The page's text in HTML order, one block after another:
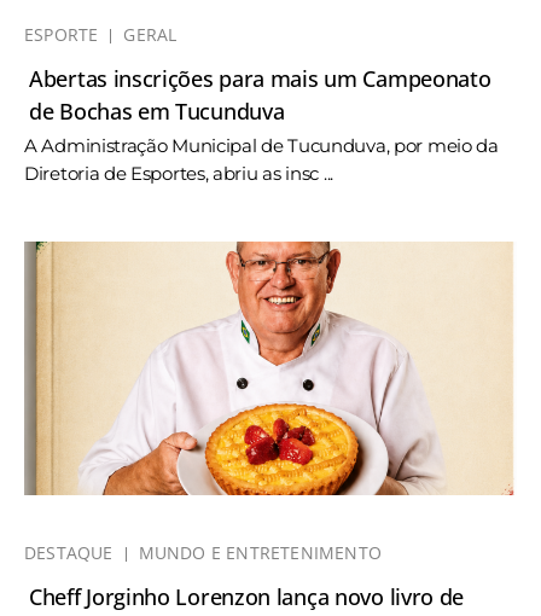
ESPORTE GERAL
Abertas inscrições para mais um Campeonato
de Bochas em Tucunduva
A Administração Municipal de Tucunduva, por meio da
Diretoria de Esportes, abriu as insc ...
DESTAQUE MUNDO E ENTRETENIMENTO
Cheff Jorginho Lorenzon lança novo livro de